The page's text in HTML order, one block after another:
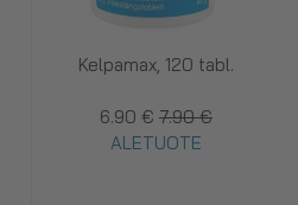
Kelpamax, 120 tabl.
6.90 € 7.90 €
ALETUOTE